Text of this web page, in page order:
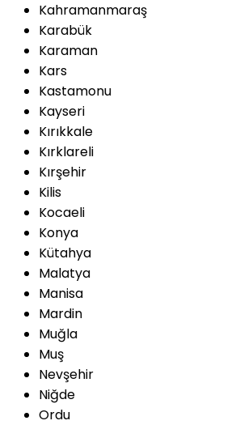
Kahramanmaraş
Karabük
Karaman
Kars
Kastamonu
Kayseri
Kırıkkale
Kırklareli
Kırşehir
Kilis
Kocaeli
Konya
Kütahya
Malatya
Manisa
Mardin
Muğla
Muş
Nevşehir
Niğde
Ordu